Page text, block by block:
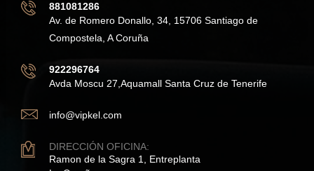
881081286
Av. de Romero Donallo, 34, 15706 Santiago de
Compostela, A Coruña
922296764
Avda Moscu 27,Aquamall Santa Cruz de Tenerife
info@vipkel.com
DIRECCIÓN OFICINA:
Ramon de la Sagra 1, Entreplanta